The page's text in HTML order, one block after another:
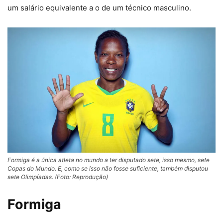
um salário equivalente a o de um técnico masculino.
Formiga é a única atleta no mundo a ter disputado sete, isso mesmo, sete
Copas do Mundo. E, como se isso não fosse suficiente, também disputou
sete Olimpíadas. (Foto: Reprodução)
Formiga